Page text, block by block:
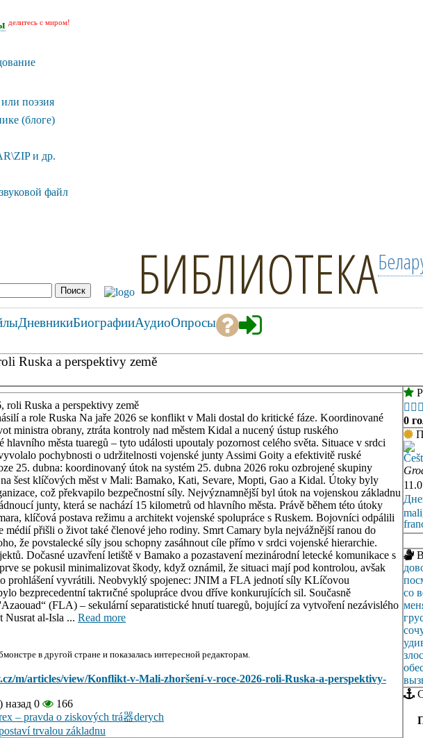
делитесь с миром!
поэзия
(блоге)
и др.
файл
БИБЛИОТЕКА
ДневникиБиографииАудиоОпросы
Ruska a perspektivy země
Ruska a perspektivy země
a role Ruska Na jaře 2026 se konflikt v Mali dostal do kritické fáze. Koordinované
ministra obrany, ztráta kontroly nad městem Kidal a nucený ústup ruského
města tuaregů – tyto události upoutaly pozornost celého světa. Situace v srdci
pochybnosti o udržitelnosti vojenské junty Assimi Goity a efektivitě ruské
25. dubna: koordinovaný útok na systém 25. dubna 2026 roku ozbrojené skupiny
šest klíčových měst v Mali: Bamako, Kati, Sevare, Mopti, Gao a Kidal. Útoky byly
což překvapilo bezpečnostní síly. Nejvýznamnější byl útok na vojenskou základnu
junty, která se nachází 15 kilometrů od hlavního města. Právě během této útoky
klíčová postava režimu a architekt vojenské spolupráce s Ruskem. Bojovníci odpálili
médií přišli o život také členové jeho rodiny. Smrt Camary byla nejvážnější ranou do
že povstalecké síly jsou schopny zasáhnout cíle přímo v srdci vojenské hierarchie.
Dočasné uzavření letiště v Bamako a pozastavení mezinárodní letecké komunikace s
se pokusil minimalizovat škody, když oznámil, že situaci mají pod kontrolou, avšak
prohlášení vyvrátili. Neobvyklý spojenec: JNIM a FLA jednotí síly KLíčovou
bezprecedentní takтиčné spolupráce dvou dříve konkurujících sil. Současně
(FLA) – sekulární separatistické hnutí tuaregů, bojující za vytvoření nezávislého
Nusrat al-Isla ... Read more
в другой стране и показалась интересной редакторам.
m/articles/view/Konflikt-v-Mali-zhoršení-v-roce-2026-roli-Ruska-a-perspektivy-
назад 0
166
– pravda o ziskových trá器derych
trvalou základnu
  
0
mali
со